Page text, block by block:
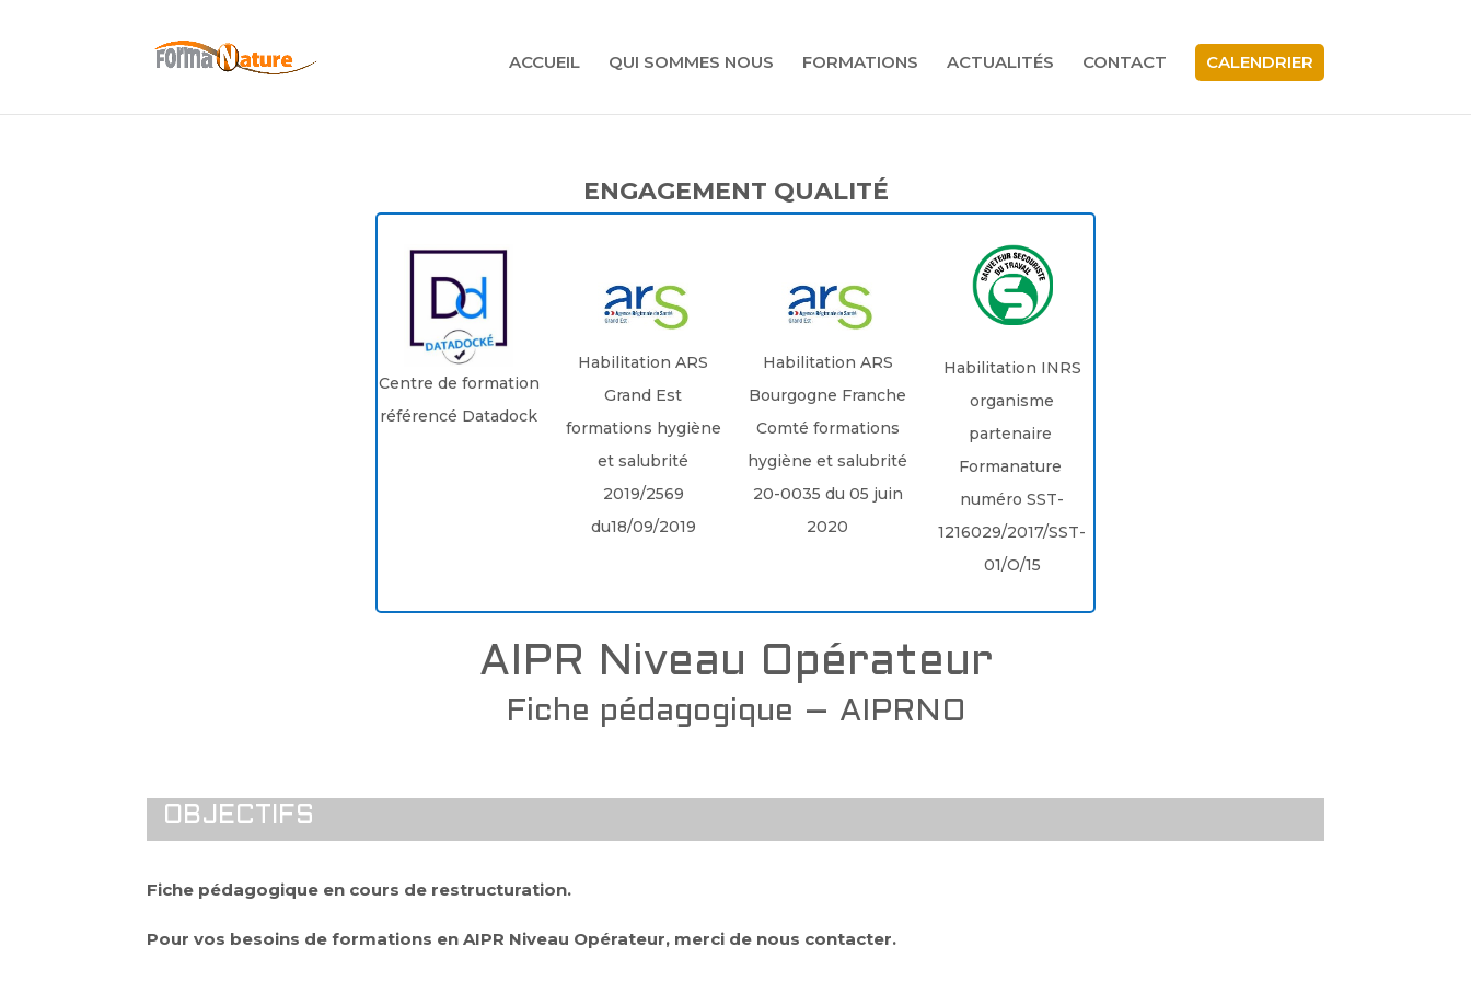
ACCUEIL QUI SOMMES NOUS FORMATIONS ACTUALITÉS CONTACT CALENDRIER
ENGAGEMENT QUALITÉ
Centre de formation
référencé Datadock
Habilitation ARS
Grand Est
formations hygiène
et salubrité
2019/2569
du18/09/2019
Habilitation ARS
Bourgogne Franche
Comté formations
hygiène et salubrité
20-0035 du 05 juin
2020
Habilitation INRS
organisme
partenaire
Formanature
numéro SST-
1216029/2017/SST-
01/O/15
AIPR Niveau Opérateur
Fiche pédagogique – AIPRNO
OBJECTIFS
Fiche pédagogique en cours de restructuration.
Pour vos besoins de formations en AIPR Niveau Opérateur, merci de nous contacter.